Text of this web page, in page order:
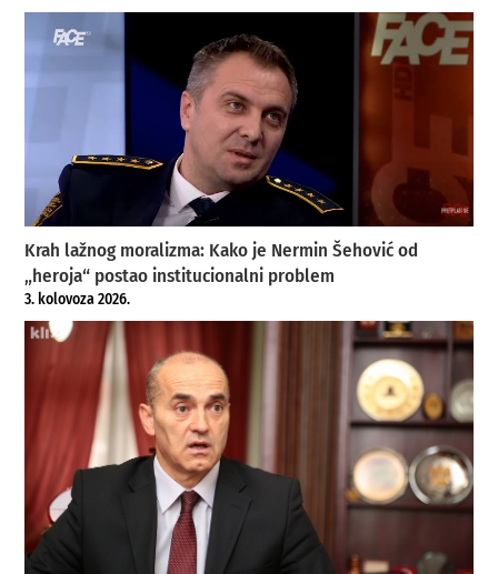
Krah lažnog moralizma: Kako je Nermin Šehović od
„heroja“ postao institucionalni problem
3. kolovoza 2026.